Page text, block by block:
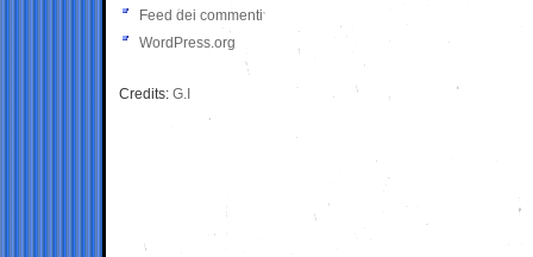
Feed dei commenti
WordPress.org
Credits: G.I